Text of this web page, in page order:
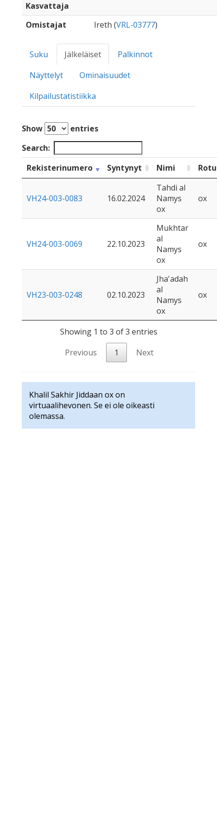
Kasvattaja
Omistajat
Ireth (VRL-03777)
Suku Jälkeläiset
Palkinnot
Näyttelyt
Ominaisuudet
Kilpailustatistiikka
Show
entries
Search:
Rekisterinumero
Syntynyt Nimi Rotu
VH24-003-0083 16.02.2024
Tahdi al
Namys
ox
ox
VH24-003-0069 22.10.2023
Mukhtar
al
Namys
ox
ox
VH23-003-0248 02.10.2023
Jha'adah
al
Namys
ox
ox
Showing 1 to 3 of 3 entries
Previous
1 Next
Khalil Sakhir Jiddaan ox on
virtuaalihevonen. Se ei ole oikeasti
olemassa.